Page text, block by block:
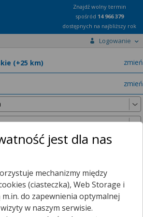
Znajdź wolny termin
spośród 14 966 379
dostępnych na najbliższy rok
Logowanie
zmień
zmień
szukając w promieniu 25 km
jest dla nas
mechanizmy między
(ciasteczka), Web Storage i
m.in. do zapewnienia optymalnej
w naszym serwisie.